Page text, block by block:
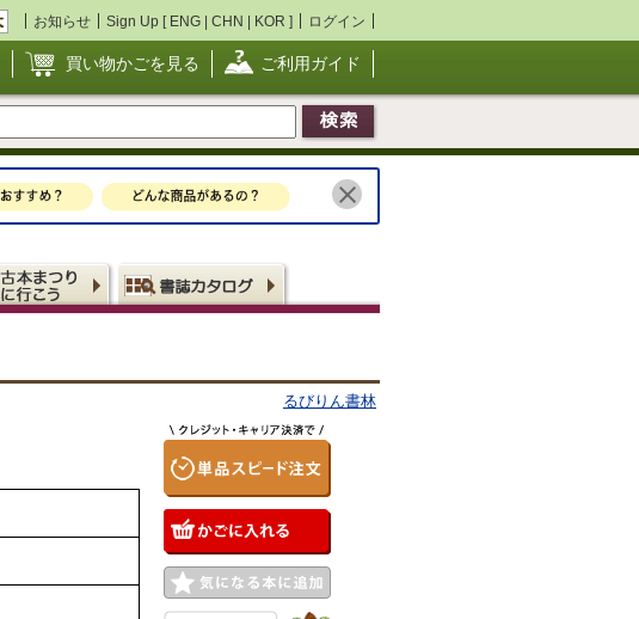
お知らせ Sign Up [ ENG | CHN | KOR ] ログイン
買い物かごを見る ご利用ガイド
るびりん書林